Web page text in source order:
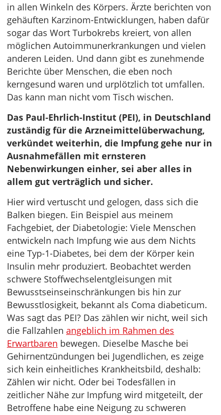
in allen Winkeln des Körpers. Ärzte berichten von
gehäuften Karzinom-Entwicklungen, haben dafür
sogar das Wort Turbokrebs kreiert, von allen
möglichen Autoimmunerkrankungen und vielen
anderen Leiden. Und dann gibt es zunehmende
Berichte über Menschen, die eben noch
kerngesund waren und urplötzlich tot umfallen.
Das kann man nicht vom Tisch wischen.
Das Paul-Ehrlich-Institut (PEI), in Deutschland
zuständig für die Arzneimittelüberwachung,
verkündet weiterhin, die Impfung gehe nur in
Ausnahmefällen mit ernsteren
Nebenwirkungen einher, sei aber alles in
allem gut verträglich und sicher.
Hier wird vertuscht und gelogen, dass sich die
Balken biegen. Ein Beispiel aus meinem
Fachgebiet, der Diabetologie: Viele Menschen
entwickeln nach Impfung wie aus dem Nichts
eine Typ-1-Diabetes, bei dem der Körper kein
Insulin mehr produziert. Beobachtet werden
schwere Stoffwechselentgleisungen mit
Bewusstseinseinschränkungen bis hin zur
Bewusstlosigkeit, bekannt als Coma diabeticum.
Was sagt das PEI? Das zählen wir nicht, weil sich
die Fallzahlen angeblich im Rahmen des
Erwartbaren bewegen. Dieselbe Masche bei
Gehirnentzündungen bei Jugendlichen, es zeige
sich kein einheitliches Krankheitsbild, deshalb:
Zählen wir nicht. Oder bei Todesfällen in
zeitlicher Nähe zur Impfung wird mitgeteilt, der
Betroffene habe eine Neigung zu schweren